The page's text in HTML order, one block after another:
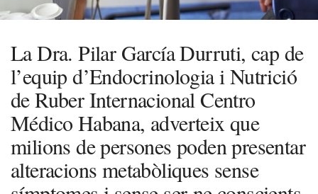
La Dra. Pilar García Durruti, cap de
l’equip d’Endocrinologia i Nutrició
de Ruber Internacional Centro
Médico Habana, adverteix que
milions de persones poden presentar
alteracions metabòliques sense